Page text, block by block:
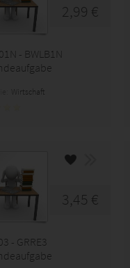
2,99 €
- BWLB1N
Wirtschaft
3,45 €
- GRRE3